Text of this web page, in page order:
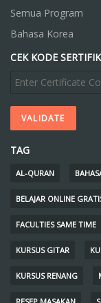
Semua Program
Bahasa Korea
CEK KODE
TAG
AL-QURAN
BELAJAR ONLINE
FACULTIES SAME TIME
KURSUS GITAR
KURSUS RENANG